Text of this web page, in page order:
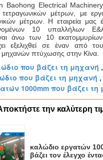
Electrical
μέτρων, με
μέτρων. Η εταιρεία μας
10 υπαλλήλων
άνω των 10
εξελιχθεί σε έναν από
μηχανών πτύχωσης στην Κίνα.
που βάζει τη μηχανή ,
που βάζει τη μηχανή ,
1000mm που βάζει τη
την καλύτερη
καλώδιο εργατών
βάζει τον έλεγχο